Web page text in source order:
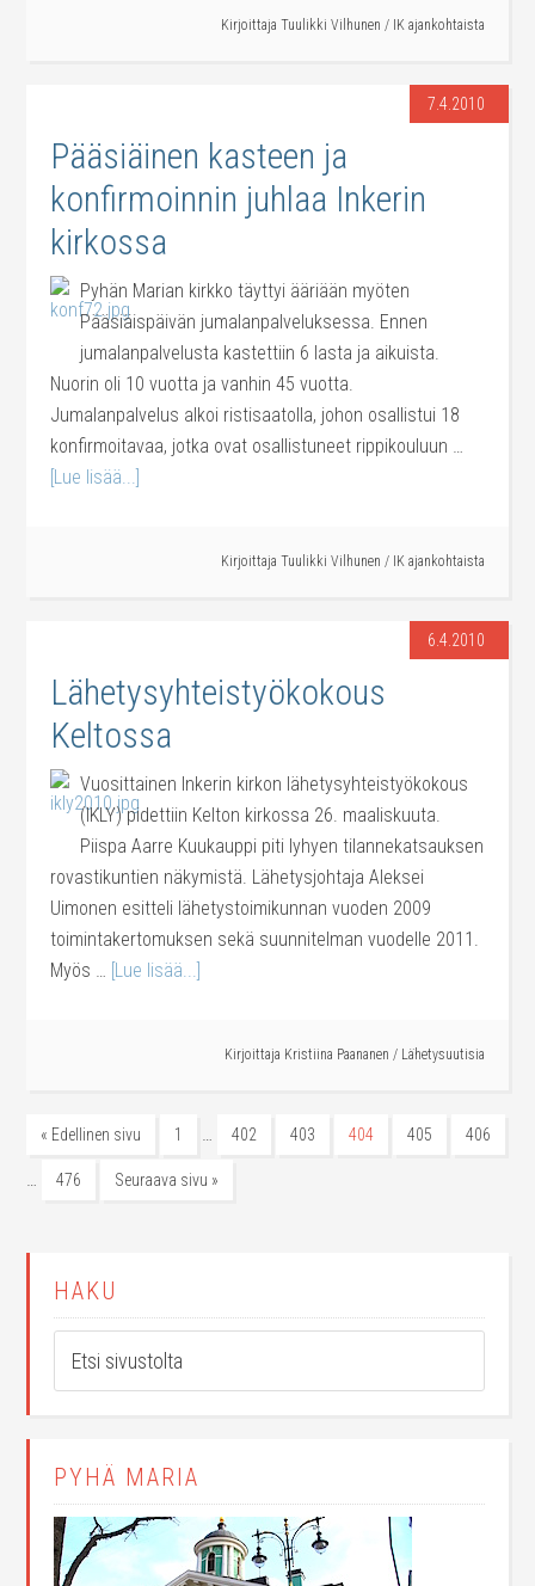
Kirjoittaja Tuulikki Vilhunen / IK ajankohtaista
7.4.2010
Pääsiäinen kasteen ja
konfirmoinnin juhlaa Inkerin
kirkossa
Pyhän Marian kirkko täyttyi ääriään myöten
Pääsiäispäivän jumalanpalveluksessa. Ennen
jumalanpalvelusta kastettiin 6 lasta ja aikuista.
Nuorin oli 10 vuotta ja vanhin 45 vuotta.
Jumalanpalvelus alkoi ristisaatolla, johon osallistui 18
konfirmoitavaa, jotka ovat osallistuneet rippikouluun …
[Lue lisää...]
Kirjoittaja Tuulikki Vilhunen / IK ajankohtaista
6.4.2010
Lähetysyhteistyökokous
Keltossa
Vuosittainen Inkerin kirkon lähetysyhteistyökokous
(IKLY) pidettiin Kelton kirkossa 26. maaliskuuta.
Piispa Aarre Kuukauppi piti lyhyen tilannekatsauksen
rovastikuntien näkymistä. Lähetysjohtaja Aleksei
Uimonen esitteli lähetystoimikunnan vuoden 2009
toimintakertomuksen sekä suunnitelman vuodelle 2011.
Myös … [Lue lisää...]
Kirjoittaja Kristiina Paananen / Lähetysuutisia
« Edellinen sivu 1 … 402 403 404 405 406
… 476 Seuraava sivu »
HAKU
PYHÄ MARIA